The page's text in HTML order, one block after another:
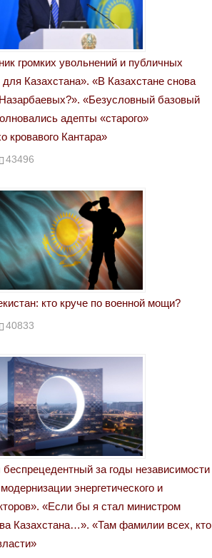
громких увольнений и публичных
Казахстана». «В Казахстане снова
«Безусловный базовый
адепты «старого»
кровавого Кантара»
43496
кто круче по военной мощи?
40833
за годы независимости
энергетического и
«Если бы я стал министром
Казахстана…». «Там фамилии всех, кто